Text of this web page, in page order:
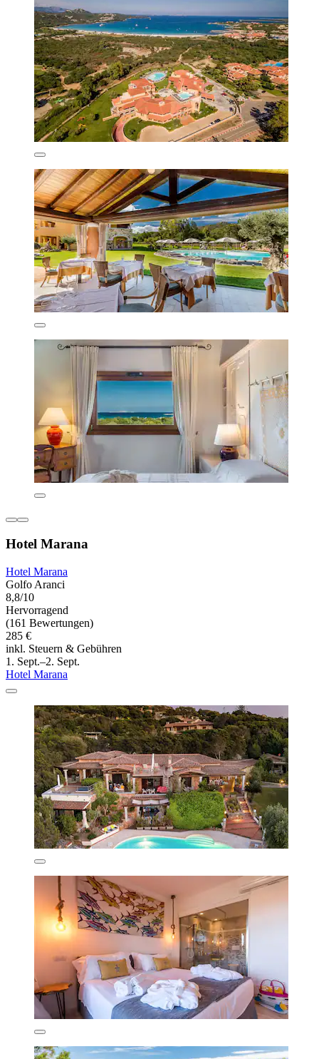
Hotel Marana
Hotel Marana
Golfo Aranci
8,8/10
Hervorragend
(161 Bewertungen)
285 €
inkl. Steuern & Gebühren
1. Sept.–2. Sept.
Hotel Marana